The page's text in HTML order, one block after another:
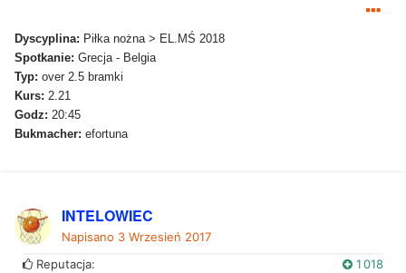
Dyscyplina: Piłka nożna > EL.MŚ 2018
Spotkanie: Grecja - Belgia
Typ: over 2.5 bramki
Kurs: 2.21
Godz: 20:45
Bukmacher: efortuna
INTELOWIEC
Napisano 3 Wrzesień 2017
Reputacja:
1 018